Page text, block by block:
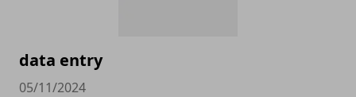
data entry
05/11/2024